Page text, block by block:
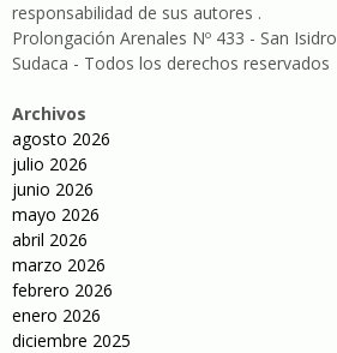
responsabilidad de sus autores .
Prolongación Arenales Nº 433 - San Isidro
Sudaca - Todos los derechos reservados
Archivos
agosto 2026
julio 2026
junio 2026
mayo 2026
abril 2026
marzo 2026
febrero 2026
enero 2026
diciembre 2025